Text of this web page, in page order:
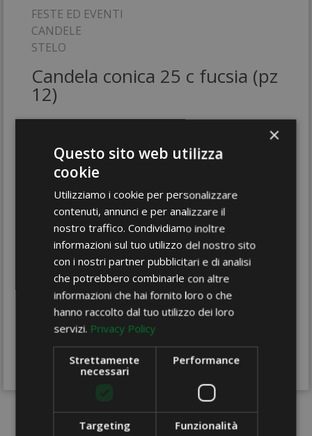
FESTE ED EVENTI
CANDELE
STELO
Candela conica 25 c fucsia (pz
12)
Candela conica
diam. 2,3 h.25
Confezione 12 pezzi
Condividi
×
Questo sito web utilizza
cookie
Utilizziamo i cookie per personalizzare
contenuti, annunci e per analizzare il
nostro traffico. Condividiamo inoltre
informazioni sul tuo utilizzo del nostro sito
con i nostri partner pubblicitari e di analisi
che potrebbero combinarle con altre
informazioni che hai fornito loro o che
hanno raccolto dal tuo utilizzo dei loro
servizi. Privacy Policy
Strettamente
necessari
Performance
Targeting Funzionalità